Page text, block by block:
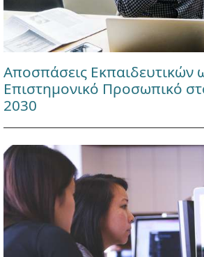
Αποσπάσεις Εκπαιδευτικών
Επιστημονικό Προσωπικό
2030